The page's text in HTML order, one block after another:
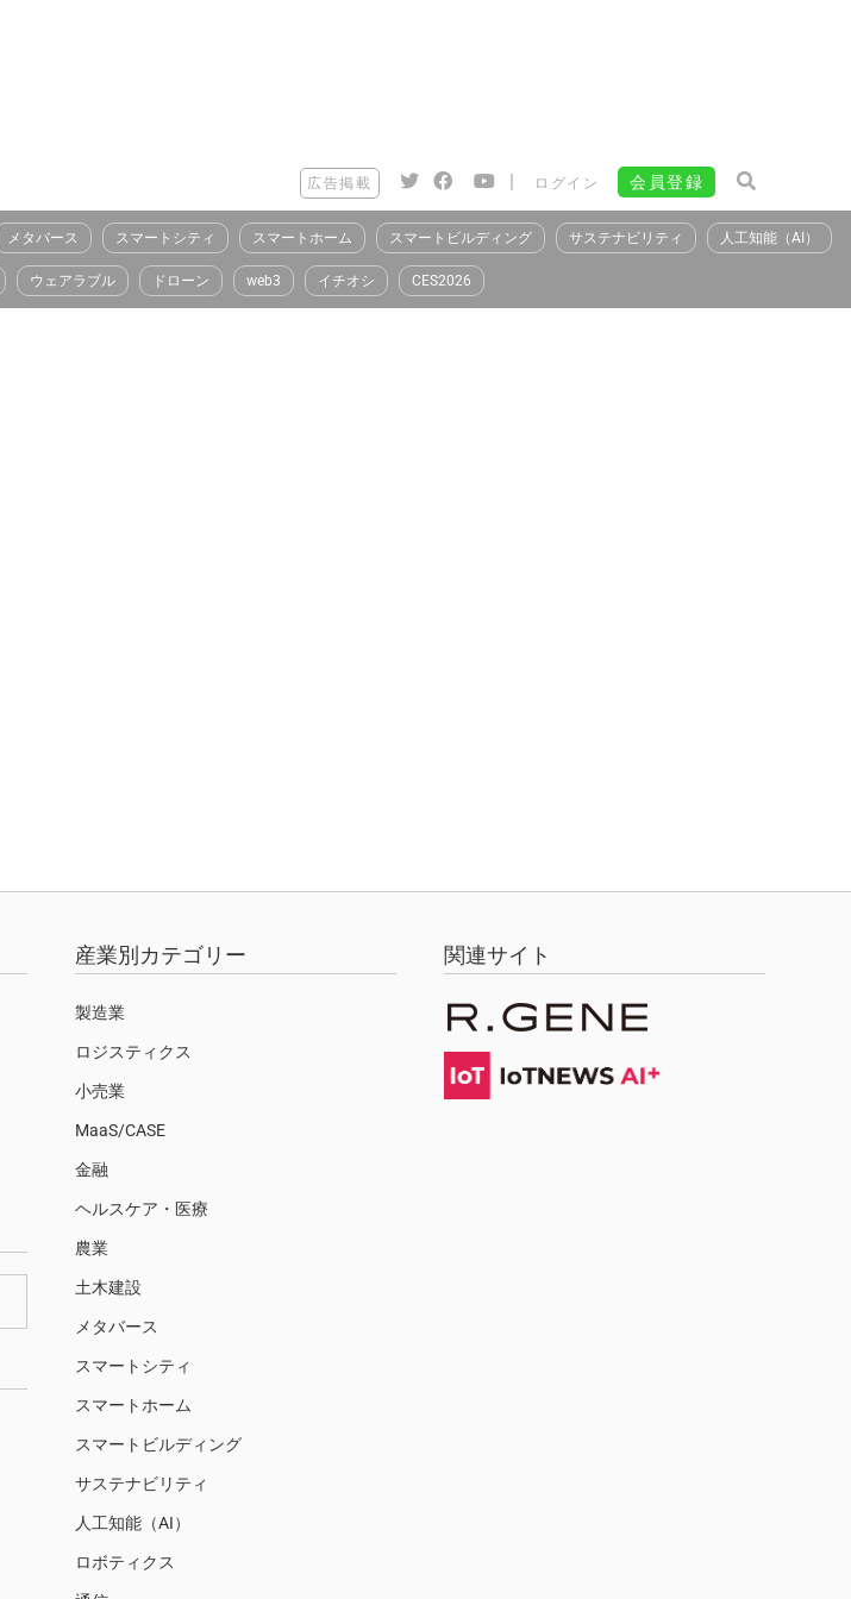
広告掲載 | ログイン 会員登録
メタバース スマートシティ スマートホーム スマートビルディング サステナビリティ 人工知能（AI）
ウェアラブル ドローン web3 イチオシ CES2026
産業別カテゴリー
製造業
ロジスティクス
小売業
MaaS/CASE
金融
ヘルスケア・医療
農業
土木建設
メタバース
スマートシティ
スマートホーム
スマートビルディング
サステナビリティ
人工知能（AI）
ロボティクス
関連サイト